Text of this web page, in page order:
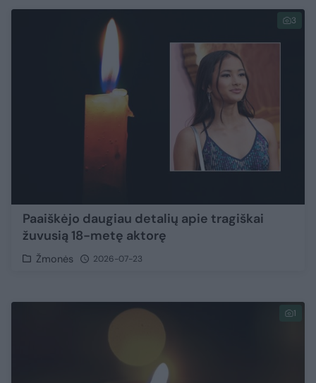
3
Paaiškėjo daugiau detalių apie tragiškai
žuvusią 18-metę aktorę
Žmonės 2026-07-23
1